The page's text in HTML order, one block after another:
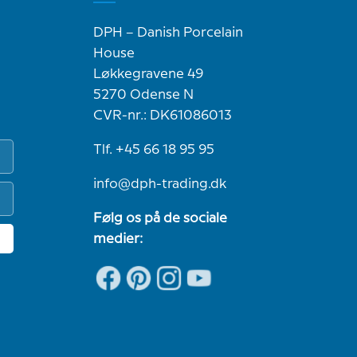
DPH – Danish Porcelain
House
Løkkegravene 49
5270 Odense N
CVR-nr.: DK61086013
Tlf. +45 66 18 95 95
info@dph-trading.dk
Følg os på de sociale
medier: